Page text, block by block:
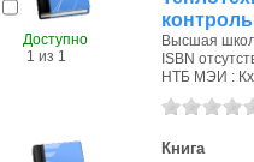
Доступно
1 из 1
Высшая
ISBN
НТБ МЭИ : Кх
Книга